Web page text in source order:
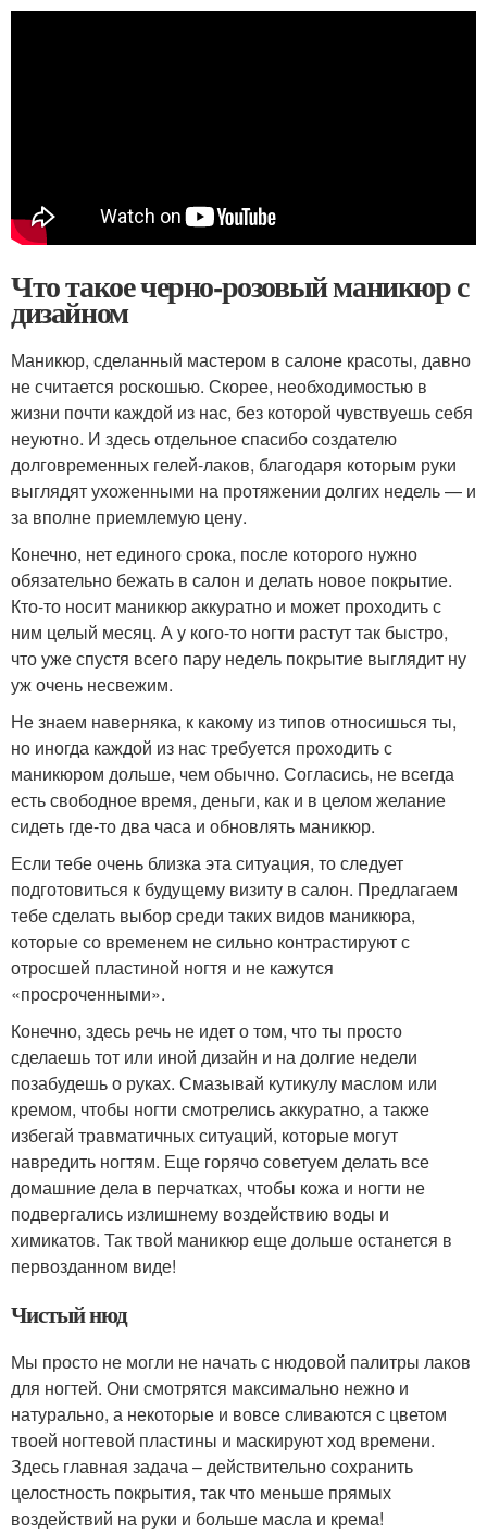
Что такое черно-розовый маникюр с
дизайном
Маникюр, сделанный мастером в салоне красоты, давно
не считается роскошью. Скорее, необходимостью в
жизни почти каждой из нас, без которой чувствуешь себя
неуютно. И здесь отдельное спасибо создателю
долговременных гелей-лаков, благодаря которым руки
выглядят ухоженными на протяжении долгих недель — и
за вполне приемлемую цену.
Конечно, нет единого срока, после которого нужно
обязательно бежать в салон и делать новое покрытие.
Кто-то носит маникюр аккуратно и может проходить с
ним целый месяц. А у кого-то ногти растут так быстро,
что уже спустя всего пару недель покрытие выглядит ну
уж очень несвежим.
Не знаем наверняка, к какому из типов относишься ты,
но иногда каждой из нас требуется проходить с
маникюром дольше, чем обычно. Согласись, не всегда
есть свободное время, деньги, как и в целом желание
сидеть где-то два часа и обновлять маникюр.
Если тебе очень близка эта ситуация, то следует
подготовиться к будущему визиту в салон. Предлагаем
тебе сделать выбор среди таких видов маникюра,
которые со временем не сильно контрастируют с
отросшей пластиной ногтя и не кажутся
«просроченными».
Конечно, здесь речь не идет о том, что ты просто
сделаешь тот или иной дизайн и на долгие недели
позабудешь о руках. Смазывай кутикулу маслом или
кремом, чтобы ногти смотрелись аккуратно, а также
избегай травматичных ситуаций, которые могут
навредить ногтям. Еще горячо советуем делать все
домашние дела в перчатках, чтобы кожа и ногти не
подвергались излишнему воздействию воды и
химикатов. Так твой маникюр еще дольше останется в
первозданном виде!
Чистый нюд
Мы просто не могли не начать с нюдовой палитры лаков
для ногтей. Они смотрятся максимально нежно и
натурально, а некоторые и вовсе сливаются с цветом
твоей ногтевой пластины и маскируют ход времени.
Здесь главная задача – действительно сохранить
целостность покрытия, так что меньше прямых
воздействий на руки и больше масла и крема!